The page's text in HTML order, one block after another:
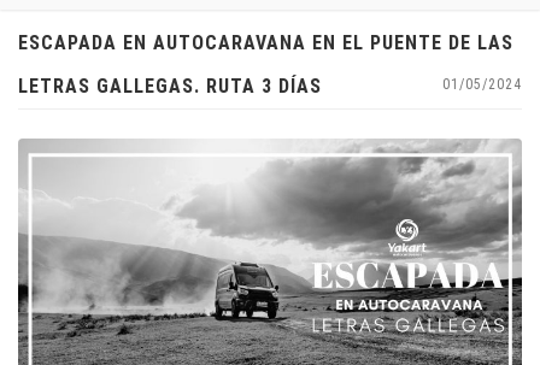
ESCAPADA EN AUTOCARAVANA EN EL PUENTE DE LAS
LETRAS GALLEGAS. RUTA 3 DÍAS
01/05/2024